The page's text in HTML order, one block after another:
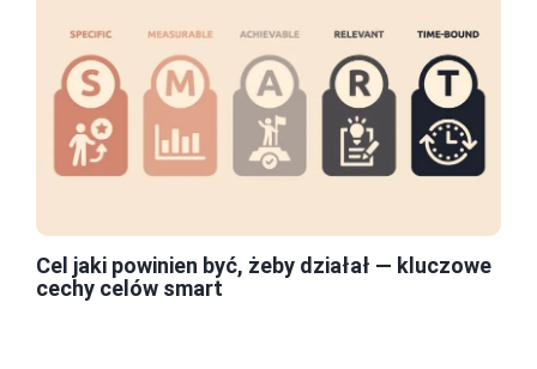
Cel jaki powinien być, żeby działał — kluczowe
cechy celów smart